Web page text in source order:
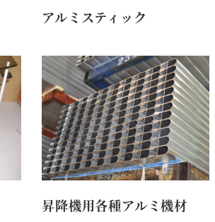
アルミスティック
昇降機用各種アルミ機材